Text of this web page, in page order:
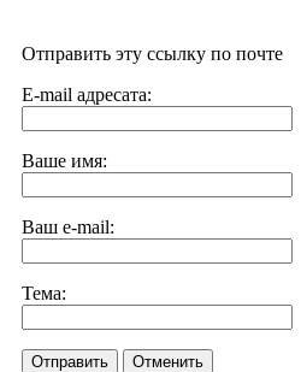
Отправить эту ссылку по почте
E-mail адресата:
Ваше имя:
Ваш e-mail:
Тема:
Отправить Отменить